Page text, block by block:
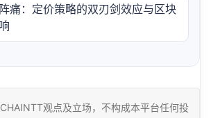
痛：定价策略的双刃剑效应与区块
观点及立场，不构成本平台任何投